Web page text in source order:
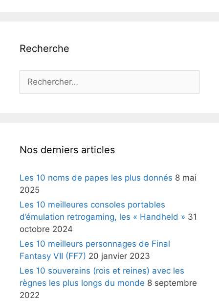
Recherche
Rechercher :
Nos derniers articles
Les 10 noms de papes les plus donnés 8 mai
2025
Les 10 meilleures consoles portables
d’émulation retrogaming, les « Handheld » 31
octobre 2024
Les 10 meilleurs personnages de Final
Fantasy VII (FF7) 20 janvier 2023
Les 10 souverains (rois et reines) avec les
règnes les plus longs du monde 8 septembre
2022